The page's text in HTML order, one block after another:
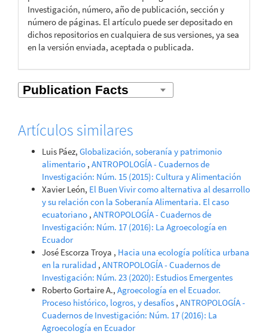
Investigación, número, año de publicación, sección y
número de páginas. El artículo puede ser depositado en
dichos repositorios en cualquiera de sus versiones, ya sea
en la versión enviada, aceptada o publicada.
Artículos similares
Luis Páez, Globalización, soberanía y patrimonio
alimentario , ANTROPOLOGÍA - Cuadernos de
Investigación: Núm. 15 (2015): Cultura y Alimentación
Xavier León, El Buen Vivir como alternativa al desarrollo
y su relación con la Soberanía Alimentaria. El caso
ecuatoriano , ANTROPOLOGÍA - Cuadernos de
Investigación: Núm. 17 (2016): La Agroecología en
Ecuador
José Escorza Troya , Hacia una ecología política urbana
en la ruralidad , ANTROPOLOGÍA - Cuadernos de
Investigación: Núm. 23 (2020): Estudios Emergentes
Roberto Gortaire A., Agroecología en el Ecuador.
Proceso histórico, logros, y desafíos , ANTROPOLOGÍA -
Cuadernos de Investigación: Núm. 17 (2016): La
Agroecología en Ecuador